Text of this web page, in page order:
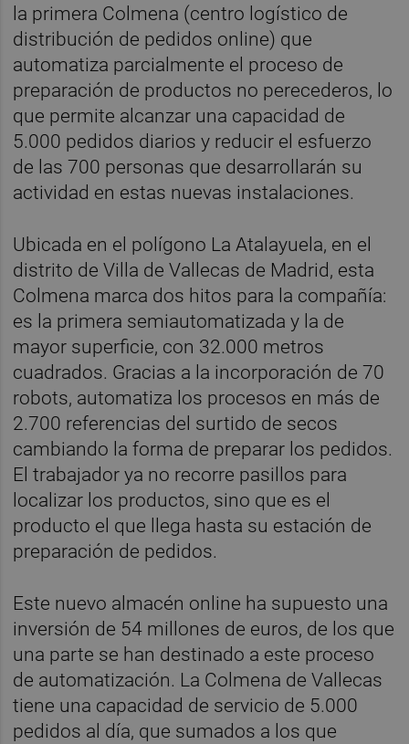
la primera Colmena (centro logístico de
distribución de pedidos online) que
automatiza parcialmente el proceso de
preparación de productos no perecederos, lo
que permite alcanzar una capacidad de
5.000 pedidos diarios y reducir el esfuerzo
de las 700 personas que desarrollarán su
actividad en estas nuevas instalaciones.
Ubicada en el polígono La Atalayuela, en el
distrito de Villa de Vallecas de Madrid, esta
Colmena marca dos hitos para la compañía:
es la primera semiautomatizada y la de
mayor superficie, con 32.000 metros
cuadrados. Gracias a la incorporación de 70
robots, automatiza los procesos en más de
2.700 referencias del surtido de secos
cambiando la forma de preparar los pedidos.
El trabajador ya no recorre pasillos para
localizar los productos, sino que es el
producto el que llega hasta su estación de
preparación de pedidos.
Este nuevo almacén online ha supuesto una
inversión de 54 millones de euros, de los que
una parte se han destinado a este proceso
de automatización. La Colmena de Vallecas
tiene una capacidad de servicio de 5.000
pedidos al día, que sumados a los que